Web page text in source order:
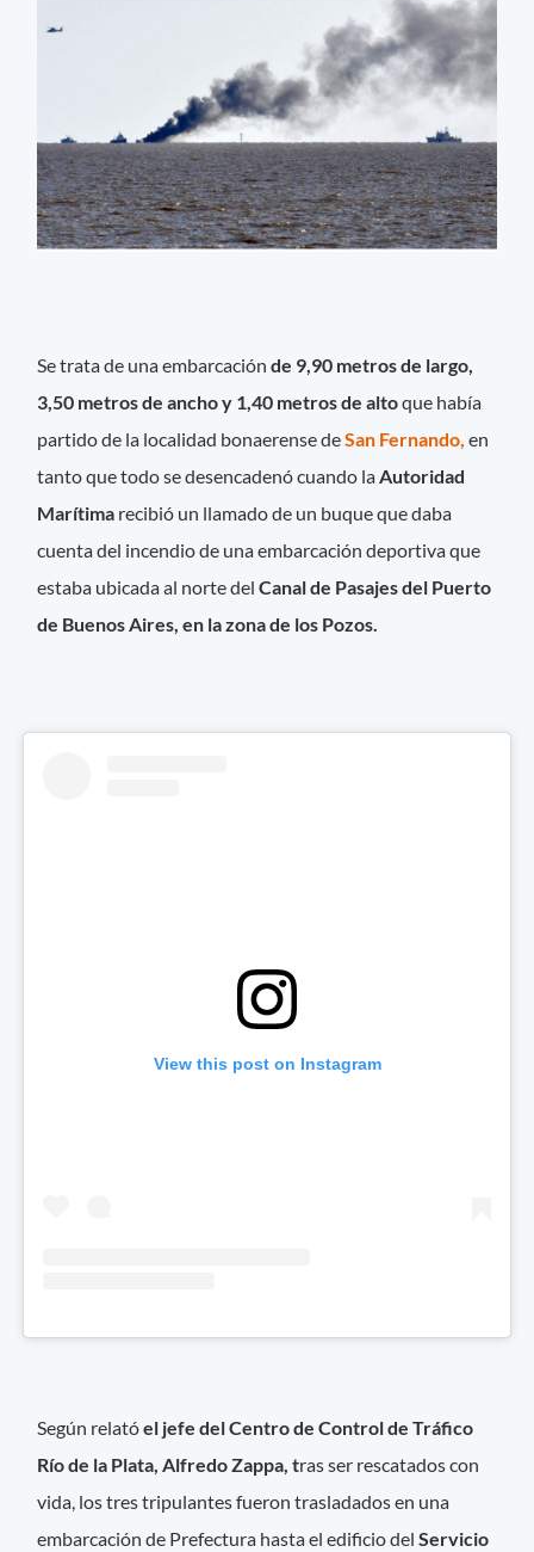
Se trata de una embarcaciónde 9,90 metros de largo,
3,50 metros de ancho y 1,40 metros de altoque había
partido de la localidad bonaerense deSan Fernando,en
tanto que todo se desencadenó cuando laAutoridad
Marítima recibió un llamado de un buque que daba
cuenta del incendio de una embarcación deportiva que
estaba ubicada al norte delCanal de Pasajes del Puerto
de Buenos Aires, en la zona de los Pozos.
View this post on Instagram
Según relatóel jefe del Centro de Control de Tráfico
Río de la Plata, Alfredo Zappa, tras ser rescatados con
vida, los tres tripulantes fueron trasladados en una
embarcación de Prefectura hasta el edificio delServicio